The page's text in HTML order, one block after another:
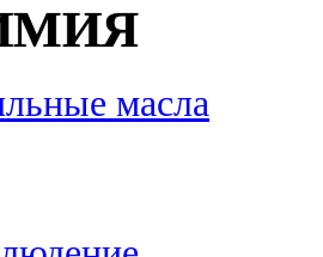
масла